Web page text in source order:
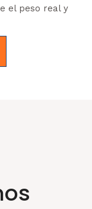
el peso real y